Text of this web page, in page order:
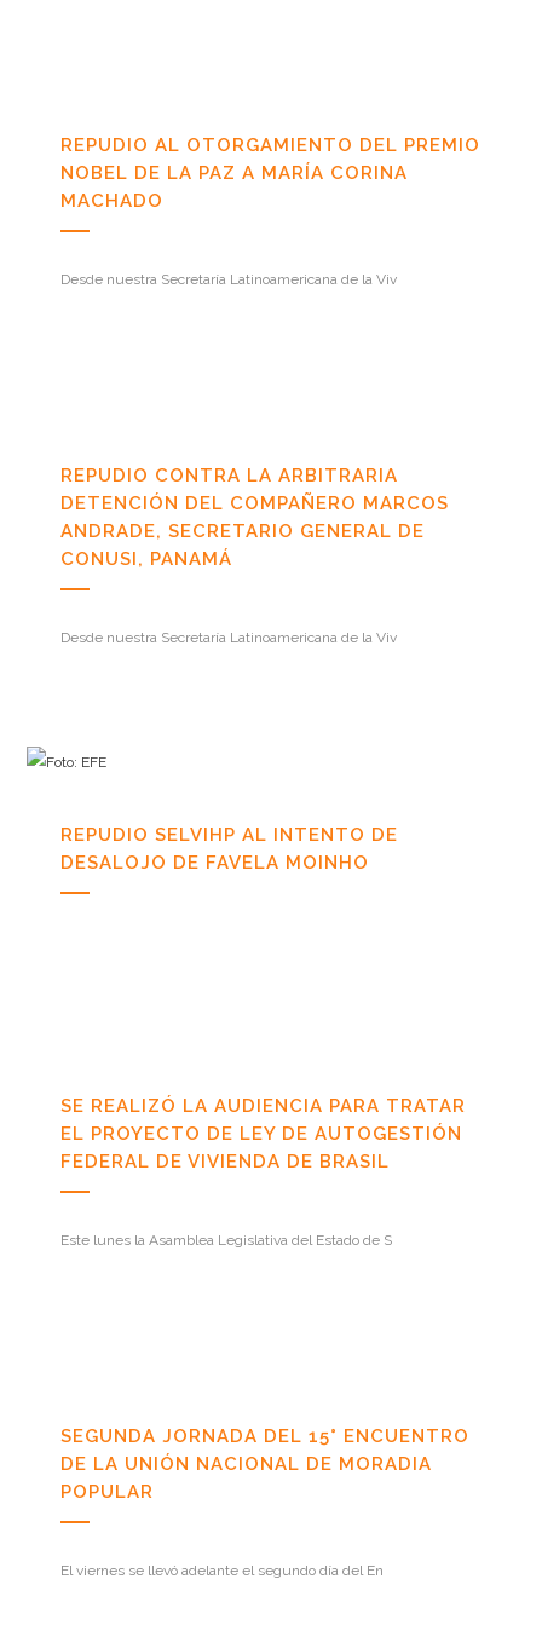
REPUDIO AL OTORGAMIENTO DEL PREMIO
NOBEL DE LA PAZ A MARÍA CORINA
MACHADO
Desde nuestra Secretaría Latinoamericana de la Viv
REPUDIO CONTRA LA ARBITRARIA
DETENCIÓN DEL COMPAÑERO MARCOS
ANDRADE, SECRETARIO GENERAL DE
CONUSI, PANAMÁ
Desde nuestra Secretaría Latinoamericana de la Viv
REPUDIO SELVIHP AL INTENTO DE
DESALOJO DE FAVELA MOINHO
SE REALIZÓ LA AUDIENCIA PARA TRATAR
EL PROYECTO DE LEY DE AUTOGESTIÓN
FEDERAL DE VIVIENDA DE BRASIL
Este lunes la Asamblea Legislativa del Estado de S
SEGUNDA JORNADA DEL 15° ENCUENTRO
DE LA UNIÓN NACIONAL DE MORADIA
POPULAR
El viernes se llevó adelante el segundo día del En